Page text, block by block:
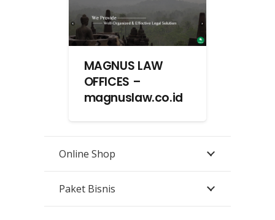
MAGNUS LAW
OFFICES –
magnuslaw.co.id
Online Shop
Paket Bisnis